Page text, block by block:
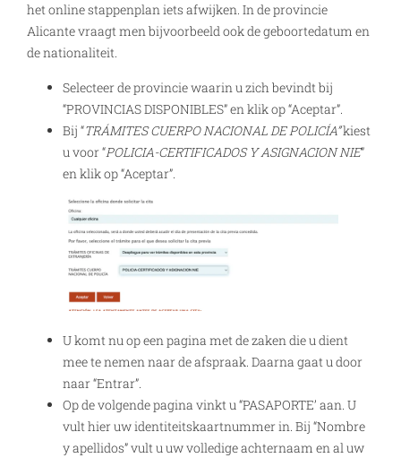
het online stappenplan iets afwijken. In de provincie
Alicante vraagt men bijvoorbeeld ook de geboortedatum en
de nationaliteit.
Selecteer de provincie waarin u zich bevindt bij
“PROVINCIAS DISPONIBLES” en klik op “Aceptar”.
Bij “TRÁMITES CUERPO NACIONAL DE POLICÍA”kiest
u voor “POLICIA-CERTIFICADOS Y ASIGNACION NIE”
en klik op “Aceptar”.
U komt nu op een pagina met de zaken die u dient
mee te nemen naar de afspraak. Daarna gaat u door
naar “Entrar”.
Op de volgende pagina vinkt u “PASAPORTE’ aan. U
vult hier uw identiteitskaartnummer in. Bij “Nombre
y apellidos” vult u uw volledige achternaam en al uw